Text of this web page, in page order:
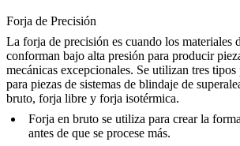
Forja de Precisión
La forja de precisión es cuando los materiales
conforman bajo alta presión para producir
mecánicas excepcionales. Se utilizan tres
para piezas de sistemas de blindaje de
bruto, forja libre y forja isotérmica.
Forja en bruto se utiliza para crear la
antes de que se procese más.